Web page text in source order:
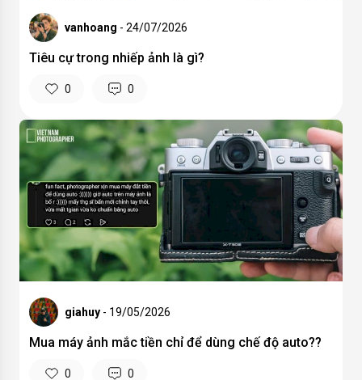
vanhoang - 24/07/2026
Tiêu cự trong nhiếp ảnh là gì?
0 0
giahuy - 19/05/2026
Mua máy ảnh mắc tiền chỉ để dùng chế độ auto??
0 0